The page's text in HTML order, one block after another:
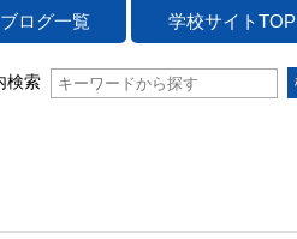
ブログ一覧 学校サイトTOP
検索